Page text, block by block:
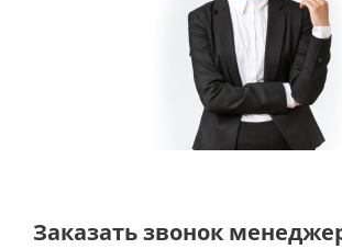
Заказать звонок